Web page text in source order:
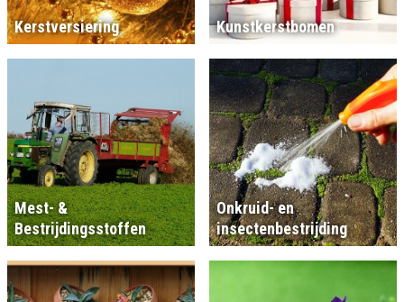
Kerstversiering Kunstkerstbomen
Mest- &
Bestrijdingsstoffen
Onkruid- en
insectenbestrijding